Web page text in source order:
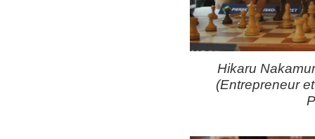
Hikaru
(Entrepreneur